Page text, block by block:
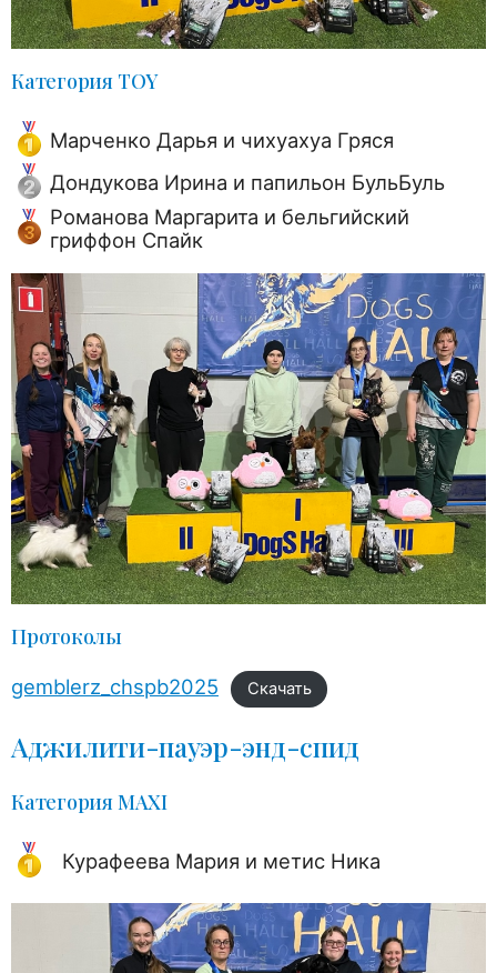
Категория TOY
Марченко Дарья и чихуахуа Гряся
Дондукова Ирина и папильон БульБуль
Романова Маргарита и бельгийский
гриффон Спайк
Протоколы
gemblerz_chspb2025 Скачать
Аджилити-пауэр-энд-спид
Категория MAXI
Курафеева Мария и метис Ника